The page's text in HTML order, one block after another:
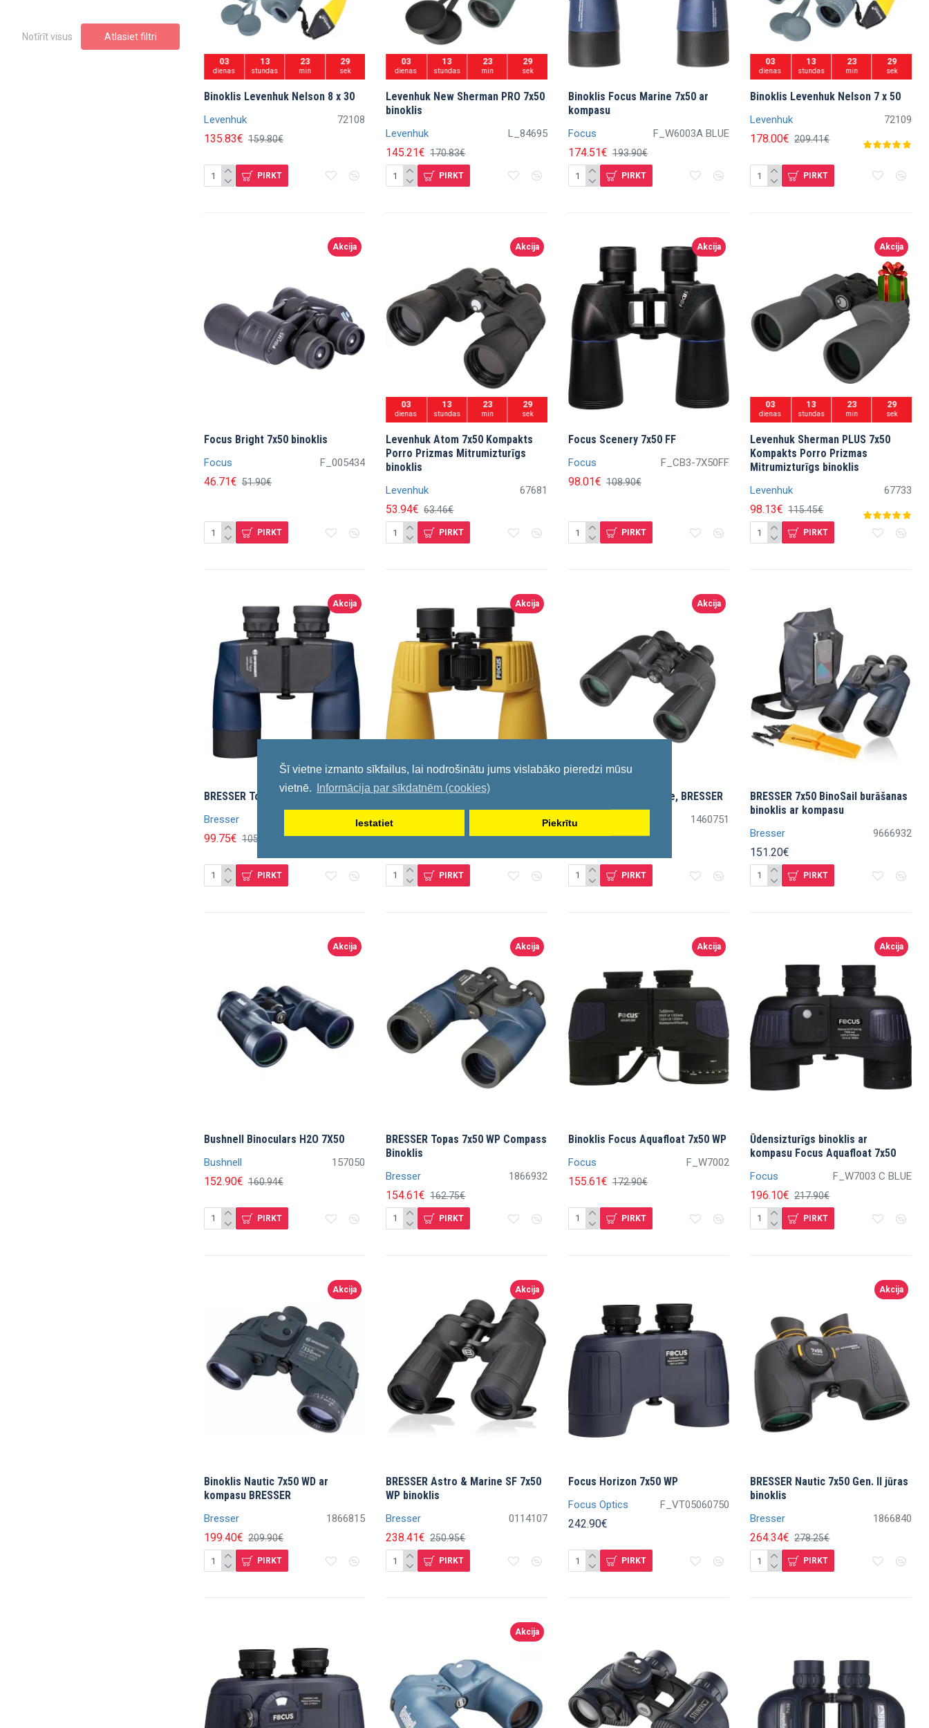
Šī vietne izmanto sīkfailus, lai nodrošinātu jums vislabāko pieredzi mūsu
vietnē.
Informācija par sīkdatnēm (cookies)
Iestatiet Piekrītu
Notīrīt visus Atlasiet filtri
03
dienas
13
stundas
23
min
27
sek
Levenhuk 72108
Binoklis Levenhuk Nelson 8 x 30
135.83€ 159.80€
PIRKT
03
dienas
13
stundas
23
min
27
sek
Levenhuk L_84695
Levenhuk New Sherman PRO 7x50
binoklis
145.21€ 170.83€
PIRKT
Focus F_W6003A BLUE
Binoklis Focus Marine 7x50 ar
kompasu
174.51€ 193.90€
PIRKT
03
dienas
13
stundas
23
min
27
sek
Levenhuk 72109
Binoklis Levenhuk Nelson 7 x 50
178.00€ 209.41€
PIRKT
Akcija
Focus F_005434
Focus Bright 7x50 binoklis
46.71€ 51.90€
PIRKT
Akcija
03
dienas
13
stundas
23
min
27
sek
Levenhuk 67681
Levenhuk Atom 7x50 Kompakts
Porro Prizmas Mitrumizturīgs
binoklis
53.94€ 63.46€
PIRKT
Akcija
Focus F_CB3-7X50FF
Focus Scenery 7x50 FF
98.01€ 108.90€
PIRKT
Akcija
03
dienas
13
stundas
23
min
27
sek
Levenhuk 67733
Levenhuk Sherman PLUS 7x50
Kompakts Porro Prizmas
Mitrumizturīgs binoklis
98.13€ 115.45€
PIRKT
Akcija
Bresser 1866934
BRESSER Topas 7x50 Binoklis
99.75€ 105.00€
PIRKT
Akcija
Focus F_BMA1 7X50
Focus Sailor III 7x50 WP
139.40€ 154.90€
PIRKT
Akcija
Bresser 1460751
Binoklis 7x50 Corvette, BRESSER
149.52€ 157.40€
PIRKT
Bresser 9666932
BRESSER 7x50 BinoSail burāšanas
binoklis ar kompasu
151.20€
PIRKT
Akcija
Bushnell 157050
Bushnell Binoculars H2O 7X50
152.90€ 160.94€
PIRKT
Akcija
Bresser 1866932
BRESSER Topas 7x50 WP Compass
Binoklis
154.61€ 162.75€
PIRKT
Akcija
Focus F_W7002
Binoklis Focus Aquafloat 7x50 WP
155.61€ 172.90€
PIRKT
Akcija
Focus F_W7003 C BLUE
Ūdensizturīgs binoklis ar
kompasu Focus Aquafloat 7x50
196.10€ 217.90€
PIRKT
Akcija
Bresser 1866815
Binoklis Nautic 7x50 WD ar
kompasu BRESSER
199.40€ 209.90€
PIRKT
Akcija
Bresser 0114107
BRESSER Astro & Marine SF 7x50
WP binoklis
238.41€ 250.95€
PIRKT
Focus Optics F_VT05060750
Focus Horizon 7x50 WP
242.90€
PIRKT
Akcija
Bresser 1866840
BRESSER Nautic 7x50 Gen. II jūras
binoklis
264.34€ 278.25€
PIRKT
Akcija